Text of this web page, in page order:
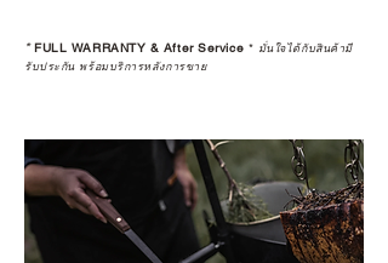
*FULL WARRANTY & After Service * มั่นใจได้กับสินค้ามี
รับประกัน พร้อมบริการหลังการขาย